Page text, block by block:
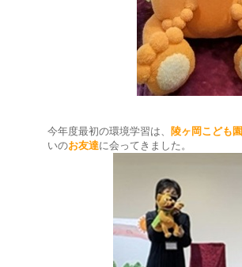
今年度最初の環境学習は、 陵ヶ岡こども園
いのお友達に会ってきました。